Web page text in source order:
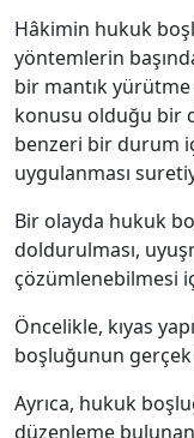
Hâkimin hukuk
yöntemlerin
bir mantık
konusu olduğu bir
benzeri bir durum
uygulanması
Bir olayda hukuk
doldurulması,
çözümlenebilmesi
Öncelikle, kıyas
boşluğunun
Ayrıca, hukuk
düzenleme